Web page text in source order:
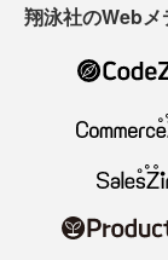
翔泳社のWebメ